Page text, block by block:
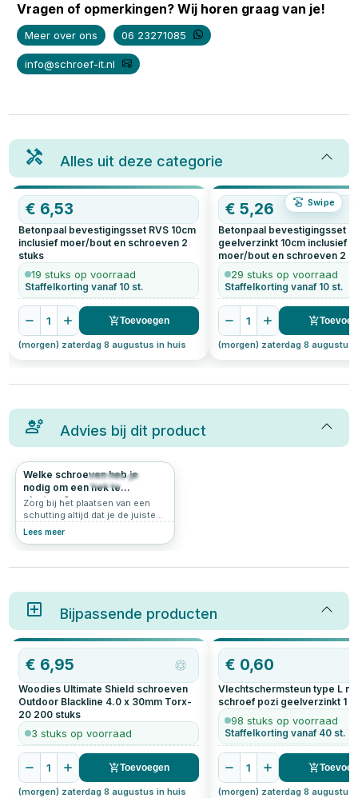
Vragen of opmerkingen? Wij horen graag van je!
Meer over ons 06 23271085
info@schroef-it.nl
Alles uit deze categorie
Swipe
€ 6,53
Betonpaal bevestigingsset RVS 10cm
inclusief moer/bout en schroeven 2
stuks
19 stuks op voorraad
Staffelkorting vanaf 10 st.
1 Toevoegen
(morgen) zaterdag 8 augustus in huis
€5,26
Betonpaal bevestigingsset
geelverzinkt 10cm inclusief
moer/bout en schroeven 2
29 stuks op voorraad
Staffelkorting vanaf 10 st.
1
(morgen) zaterdag 8 augustus
Advies bij dit product
391
Welke schroeven heb je
nodig om een hek te
plaatsen?
Zorg bij het plaatsen van een
schutting altijd dat je de juiste
materialen in huis hebt. Zo ben
Lees meer
Bijpassende producten
€ 6,95
Woodies Ultimate Shield schroeven
Outdoor Blackline 4.0 x 30mm Torx-
20 200 stuks
3 stuks op voorraad
1 Toevoegen
(morgen) zaterdag 8 augustus in huis
€ 0,60
Vlechtschermsteun type L
schroef pozi geelverzinkt 1
98 stuks op voorraad
Staffelkorting vanaf 40 st.
1
(morgen) zaterdag 8 augustus